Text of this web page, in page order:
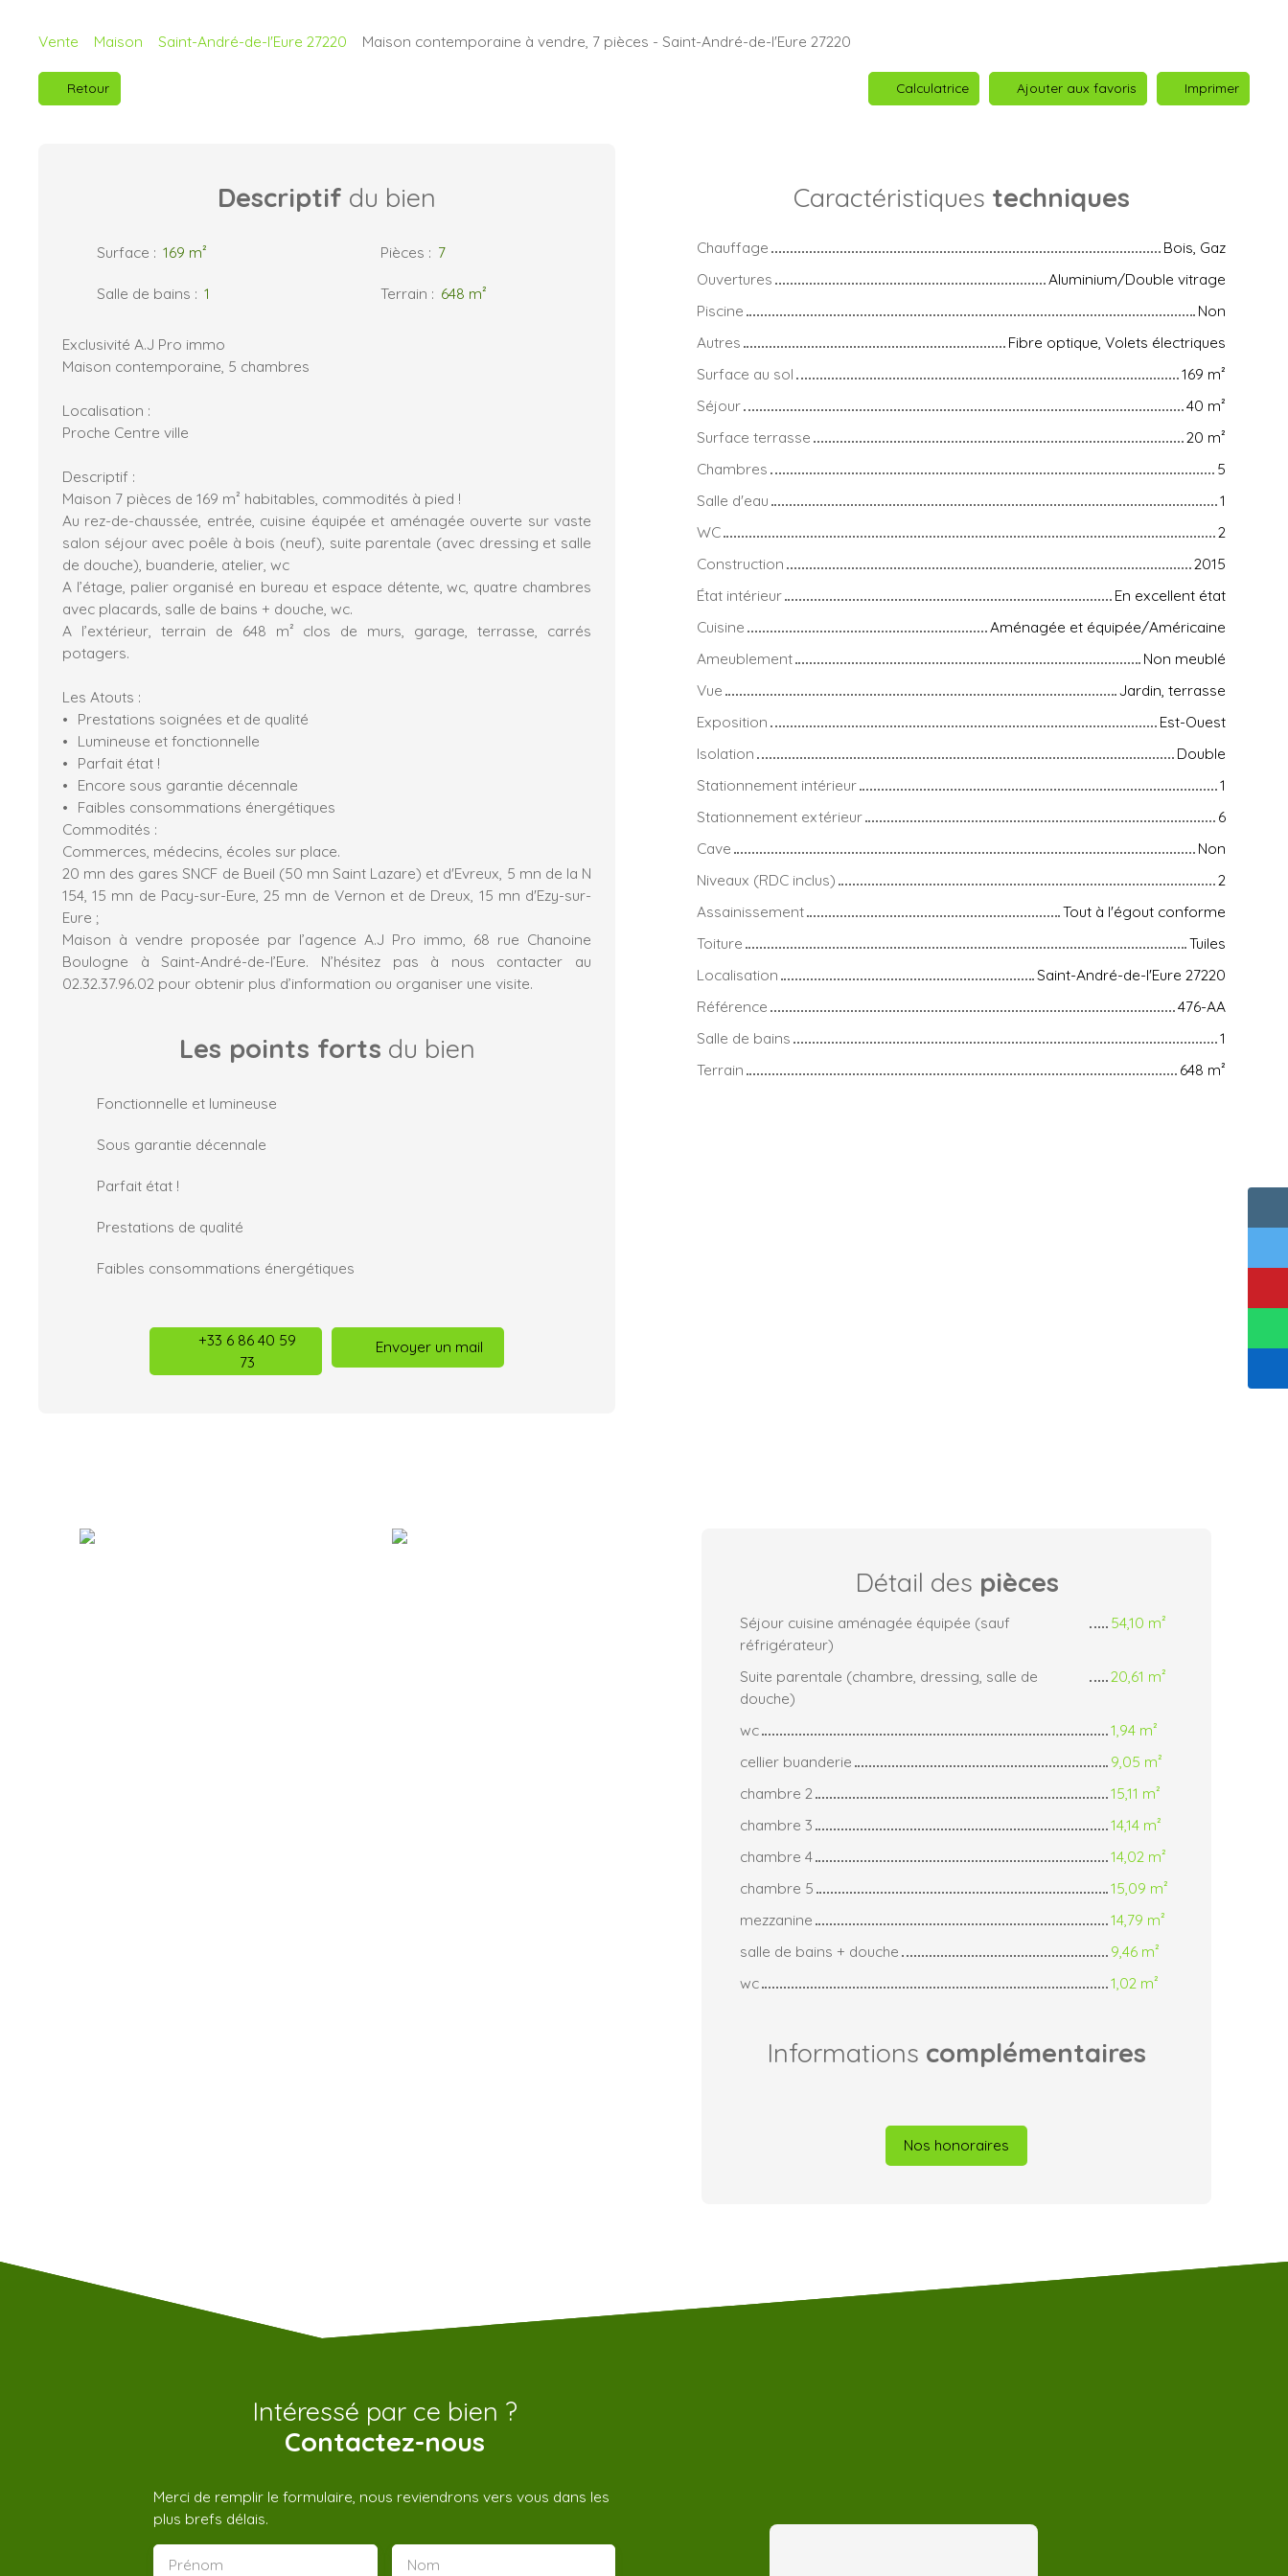
Vente Maison Saint-André-de-l'Eure 27220 Maison contemporaine à vendre, 7 pièces - Saint-André-de-l'Eure 27220
Retour Calculatrice Ajouter aux favoris Imprimer
Descriptif du bien
Surface : 169 m² Pièces : 7
Salle de bains : 1 Terrain : 648 m²
Exclusivité A.J Pro immo
Maison contemporaine, 5 chambres
Localisation :
Proche Centre ville
Descriptif :
Maison 7 pièces de 169 m² habitables, commodités à pied !
Au rez-de-chaussée, entrée, cuisine équipée et aménagée ouverte sur vaste
salon séjour avec poêle à bois (neuf), suite parentale (avec dressing et salle
de douche), buanderie, atelier, wc
A l’étage, palier organisé en bureau et espace détente, wc, quatre chambres
avec placards, salle de bains + douche, wc.
A l’extérieur, terrain de 648 m² clos de murs, garage, terrasse, carrés
potagers.
Les Atouts :
Prestations soignées et de qualité
Lumineuse et fonctionnelle
Parfait état !
Encore sous garantie décennale
Faibles consommations énergétiques
Commodités :
Commerces, médecins, écoles sur place.
20 mn des gares SNCF de Bueil (50 mn Saint Lazare) et d'Evreux, 5 mn de la N
154, 15 mn de Pacy-sur-Eure, 25 mn de Vernon et de Dreux, 15 mn d'Ezy-sur-
Eure ;
Maison à vendre proposée par l’agence A.J Pro immo, 68 rue Chanoine
Boulogne à Saint-André-de-l’Eure. N’hésitez pas à nous contacter au
02.32.37.96.02 pour obtenir plus d’information ou organiser une visite.
Les points forts du bien
Fonctionnelle et lumineuse
Sous garantie décennale
Parfait état !
Prestations de qualité
Faibles consommations énergétiques
+33 6 86 40 59
73
Envoyer un mail
Caractéristiques techniques
Chauffage
Bois, Gaz
Ouvertures
Aluminium/Double vitrage
Piscine
Non
Autres
Fibre optique, Volets électriques
Surface au sol
169 m²
Séjour
40 m²
Surface terrasse
20 m²
Chambres
5
Salle d'eau
1
WC
2
Construction
2015
État intérieur
En excellent état
Cuisine
Aménagée et équipée/Américaine
Ameublement
Non meublé
Vue
Jardin, terrasse
Exposition
Est-Ouest
Isolation
Double
Stationnement intérieur
1
Stationnement extérieur
6
Cave
Non
Niveaux (RDC inclus)
2
Assainissement
Tout à l'égout conforme
Toiture
Tuiles
Localisation
Saint-André-de-l'Eure 27220
Référence
476-AA
Salle de bains
1
Terrain
648 m²
Détail des pièces
Séjour cuisine aménagée équipée (sauf
réfrigérateur)
54,10 m²
Suite parentale (chambre, dressing, salle de
douche)
20,61 m²
wc
1,94 m²
cellier buanderie
9,05 m²
chambre 2
15,11 m²
chambre 3
14,14 m²
chambre 4
14,02 m²
chambre 5
15,09 m²
mezzanine
14,79 m²
salle de bains + douche
9,46 m²
wc
1,02 m²
Informations complémentaires
Nos honoraires
Intéressé par ce bien ?
Contactez-nous
Merci de remplir le formulaire, nous reviendrons vers vous dans les
plus brefs délais.
Prénom Nom